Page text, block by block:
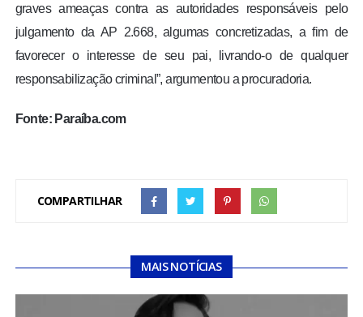
graves ameaças contra as autoridades responsáveis pelo
julgamento da AP 2.668, algumas concretizadas, a fim de
favorecer o interesse de seu pai, livrando-o de qualquer
responsabilização criminal”, argumentou a procuradoria.
Fonte: Paraíba.com
COMPARTILHAR
MAIS NOTÍCIAS